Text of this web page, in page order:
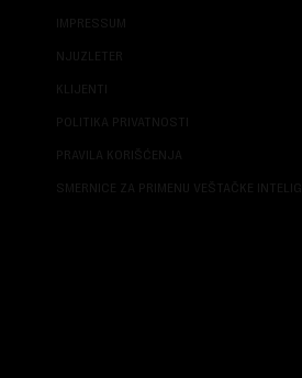
IMPRESSUM
NJUZLETER
KLIJENTI
POLITIKA PRIVATNOSTI
PRAVILA KORIŠĆENJA
SMERNICE ZA PRIMENU VEŠTAČKE